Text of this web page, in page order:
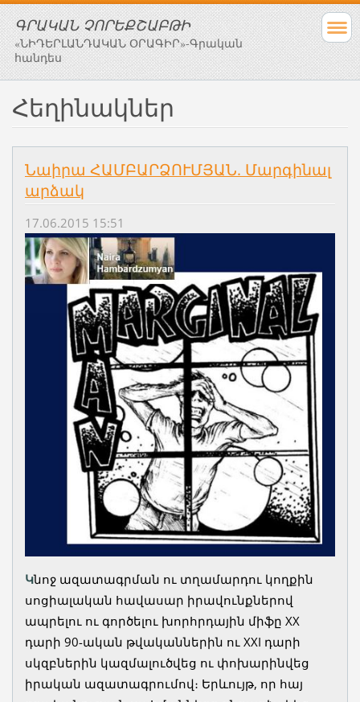
ԳՐԱԿԱՆ ՉՈՐԵՔՇԱԲԹԻ
«ՆԻԴԵՐԼԱՆԴԱԿԱՆ ՕՐԱԳԻՐ»-Գրական
հանդես
Հեղինակներ
Նաիրա ՀԱՄԲԱՐՁՈՒՄՅԱՆ. Մարգինալ
արձակ
17.06.2015 15:51
Կնոջ ազատագրման ու տղամարդու կողքին սոցիալական հավասար իրավունքներով ապրելու ու գործելու խորհրդային միֆը XX դարի 90-ական թվականներին ու XXI դարի սկզբներին կազմալուծվեց ու փոխարինվեց իրական ազատագրումով։ Երևույթ, որ հայ գրականության սահմանները ընդարձակեց գոյաբանության, մարդաբանության, հոգեբանության, գրողի աշխարհատեսության, արժեհամակարգի, ոճի, գեղագիտության, պատկերային ու լեզվահամակարգերի և այլ տիրույթներում։ Այս համատեքստում՝ գրական ընթացքը էութաբանության տեսանկյունից առավել դժվար է ուսումնասիրելը, քան քաղաքականությունը կամ սոցիոլոգիան, քանի որ հայ գրականությունը ընդգրկում է առավելապես արական սեռի գրական ավանդույթը, բացառությամբ՝ XX դարավերջի (Մարո Մարգարյան, Սիլվա Կապուտիկյան (պոեզիա), Անահիտ Սահինյան, Անահիտ Սեկոյան (արձակ) ) ու XXI դարասկզբի արևելահայ կին գրողների (Վիոլետ Գրիգորյան, Մարինե Պետրոսյան (պոեզիա), Սաթենիկ Մկրտչյան, Ալիս Հովհաննիսյան, Նելլի Շահնազարյան, Սուսաննա Հարությունյան, Դիանա Համբարձումյան (արձակ) ) ։ XXI դարասկզբի արևմտյան գրականագիտությունը տարբերակում է կին - սուբյեկտ ու կնոջ սուբյեկտիվություն եզրերը՝ հասկացման տիրույթում առաջինը ընկալելով իգական սկզբի (իգական Ես-ի) գործառույթի ու դրա արտահայտության իմաստության գաղափարով։ Սույնը դիտարկելի է նաև հարացույցային առաջընթացի տեսանկյունից ու ենթադրում է նույն սկզբի ռեֆլեքսային ու իրեղեն-փաստացի ճանաչումները, ֆեմինիզմի առանձնահատկությունները, որոնք կին - սուբյեկտի դոմինանտության գաղտնագրված գաղափարներն են։ Դրանց վերատեղաբաշխմամբ զբաղվում է մարդաբանությունը՝ սոցիալական գաղտնագրի փոխակերպումների ու երկխոսությունների գործընթացներում վերոնշյալ երևույթները տանելով գոյաբանության ճանապարհով։ 2003-2008 թվականների գլոբալիզացիայի տարիներին առավել տեսանելի դարձան սոցիալ-տնտեսական խնդիրների կենտրոնացման ու միավորման գործընթացները, որոնք ձևավորեցին կին գրողի վարքագծի, ծրագրերի ու քաղաքականության ընդհանուր համակարգը։ Այս համատեքստում՝ կին-սուբյեկտ ու կնոջ սուբյեկտիվություն ըմբռնումների իմաստաբանական տարբերակումը գրականության տիրույթում տեղի ունենեցավ հեղինակի (այստեղ՝ պատմողի) շնորհիվ, որը քողարկվեց ու քողարկվում է ինքն իրենով՝ Ես-ի նույնականացման միջոցով ուղղորդելով գործողությունների ամբողջական ընթացքը։ Կին - սուբյեկտը ի վիճակի է լուծելու իր առջև դրված գեղագիտական խնդիրները, կնոջ սուբյեկտիվությունը, սակայն, տարրալուծվում է մտավոր Ես-ի տիրույթում։ Սուբյեկտիվության հարցերի սոցիալ-մշակութային փոխակերպումները գրականության մեջ արմատապես տարբերվում են ֆեմինիստական թեմաներից։ Մարդաբանությունը սույն երևույթի պատմական ու սոցիալ-մշակութային փոխակերպումները դիտարկում է նախ՝ կնոջ արքետիպի պատմամշակութային դերի ու նշանակության, ապա՝ սուբյեկտիվություն երևույթի իմաստային համակարգի փոխակերպումների ու դրանց մեկնության տիրույթում։ Ու եթե XX դարի քննադատությունը իմաստավորում էր կնոջ սուբյեկտիվության հարցերը, ապա XXI դարասկզբում շեշտվում է կին-սուբյեկտը, քանզի վերջինիս սովորությունների սանդղակը (habitus) կազմում են նախաձեռնողության, կրթվածության, ինտելեկտի, սոցիալ-մշակութային դերի և այլ հատկանիշներները, որոք տոպոլոգիական բևեռում իգական կենսաէներգիան ուղղորդում են մասնավորի տիրույթ, որտեղ ինքնիրացման գաղտնագրված վեկտորը մշտապես կոնֆլիկտի մեջ է ժամանակակից կնոջ՝ մեծ աշխարհը գրավելու մղումների հետ։ Այս համատեքստում հնարավոր է անդրադանալ XXI դարասկզբի արևելահայ կին արձակագիրներին՝ Սաթենիկ Մկրտչյան, Ալիս Հովհաննիսյան, Նելլի Շահնազարյան, Սուսաննա Հարությունյան, Դիանա Համբարձումյան՝ ուղղորդվելով ժամանակակից քննադատության մեթոդաբանական երեք տիրույթներում՝ ա. պատմահամեմատական քննադատության, որը բացահայտում է կանանց արձակ երևույթը մշակութային փոխակերպումների միջոցով (եթե այդպիսիք կան) բ. գինո քննադատության, որը գրականության սոցիալ - մշակութային փորձառության մակարդակը ու դրա արտահայտությունը ժամանակակից գրականության տիրույթում գ. ծագումնաբանության, ըստ որի տեսանելի է գեղարվեստական լեզուն։ Մեթոդաբանական սույն մոտեցումները դիտարկելի են իրենց օբյեկտիվ - տրամաբանական մոտեցումներով, փոխառնչություններով ու զարգացման մակարդակով, չեն ներառում պատմափիլիսոփայական ավանդույթը, այլ երևութանում են միայն սոցիալ-մշակութային նույնականության տիրույթում։ Գրականագետները հաճախ վերոնշյալ կանանց արձակը ներառում են գրական ընթացքում՝ յուրօրինակ քաղաքականությամբ նշելով (Լևոն Խեչոյան, Գուրգեն Խանջյան, Հովհաննես Երանյան) ու նույն կերպ չնշելով (Նորայր Ադալյան, Ռուբեն Հովսեփյան, Վարուժան Այվազյան, Ռաֆայել Նահապետյան, Վահան Թամարյան) արձակագիրների կողքին (որոնք սոսկ անուններ չեն հայ գրականության տիրույթում, այլ պատկառելի գրական ժառանգություն ունեցող հեղինակներ), գրելով, թե կանանց արձակը ունի շոշափելի-ծանրակշիռ առանձնահատկություններ, թե կնոջական փորձն ու զգայական - վերաբերմունքային շերտերը ժամանակակից հայ արձակում ձևավորում են ավանդույթ, ու դա իրականություն է։ Նման մոտեցումը բացահայտում է սոսկ գրականագիտության էմպիրիկ վերլուծության մակարդակը, քանզի տվյալ արձակում բացակայում է սոցիալ-հոգեբանական պոլեմիկան, ինչը տեսանելի է հատկապես քննադատական որոշակի ռեզոնանսով, քանի որ արժեհամակարգային կողմնորոշումները կանանց արձակում ընկալելի են նախ գրական երկի առաջարկի (տենդերի) տիրույթում, ապա՝ ո՛չ համամարդկային մոտեցումների համատեքստում, ու դրանց պահպանման հարցադրումները նրանց տեքստերում նույնպես ցածր սանդղակում են։ Տիպաբանական հատկանիշների այս տեսանկյունից կանանց արձակը երևութանում է առօրեական - կենցաղային թեմաների (Նելլի Շահնազարյան, Սուսաննա Հարությունյան), ժանրի (փոքր պատմվածքի), սեթևեթանքով պատմողի (Սուսաննա Հարությունյան, Դիանա Համբարձումյան), հեղինակ - կերպար - ընթերցող միջակայքում հեղինակային տեսակետի բացակայության, ժամանակի ու տարածության անորոշության ու զգայականության էմպիրիկ տիրույթում հայտնված հեղինակային ձայնի (Ալիս Հովհաննիսյան, Սաթենիկ Մկրտչյան, Նելլի Շահնազարյան), հոգեբանական կոմիզմի հասնող իրավիճակային դրսևորումների (Սուսաննա Հարությունյան, Դիանա Համբարձումյան) ), գրի տեխնիկայի (Սուսաննա Հարությունյան, Դիանա Համբարձումյան) ։ Վերոնշյալ դիտարկումները չեն խանգարում՝ նշելու, թե Ալիս Հովհաննիսյանի, Նելլի Շահնազարյանի, Սուսաննա Հարությունյանի կերպարները աչքի են ընկնում ցածր ինտելեկտով, կենցաղայնությունը հաղթահարելու ու գեղագիտական հղումների հասնելու անկարողությամբ, բամբասանքներով ու միջակությամբ։ Դրանք շարքային ապերջանիկներ են, ովքեր ի վիճակի չեն փոխելու ավերված սոցիալ-բարոյական արժեհամակարգը, ուստի ընդունում ու վերապրում են այն որպես ճակատագրի իրական սցենար, որ գրվում ու իրացվում է քաոսի, պասիվության, անաստվածության, հոռետեսության, թուլության ու էմպիրիկ զգայությունների տիրույթներում, ուր հանդիպում են հեղինակի անարժեք մտահղացումն ու այն արժևորող քննադատը, ու ընթերցողը հստակորեն արձանագրում է դույնը։ Ալիս Հովհաննիսյանի «Ճյուղեր - տերևներ. պատառիկներ մեր փուչ կյանքից» 1 (տե՛ս Հովհաննիսյան Ա., «Ճյուղեր - տերևներ. պատառիկներ մեր փուչ կյանքից», Ե, 2009, 264 էջ) վեպում, որն իրականում պատումների (հեղինակի բառով՝ «գրառումների») հերթագայություն է, իշխող տրամադրությունը իրատեսության պատրանքն է կամ հիասթափությունը, ինչ - ինչ հավակնությունների բավարարումը, թեպետ սառը զգայականությունը գերիշխում է վեպը կազմող մեկից տասը բոլոր «գրառումներում» ։ Հեղինակը նախօրոք գիտի՝ ինչով են ավարտվելու միմյանց հաջորդող բոլոր պատումները, որոնցում իշխում է կենսական դատարկ էներգիայով պարուրված դատարկ հեգնանքն ու հոռետեսությունը, որն ըմբռնելի է նույնիսկ խորագրից՝ «Ճյուղեր - տերևներ. պատառիկներ մեր փուչ կյանքից» ։ Ուստի մելամաղձով լի անկենդան, հաճախ՝ ծեծված բառապաշարն ու պատմելաոճը անընդմեջ վերածվում է վարժապետական շատախոսության կամ շաղակրատության՝ հոգնեցնելով ընթերցողին՝ «Սա ի՞նչ էր, ոտքիս դիպավ։ Մի հսկա, նախնադարյան ձայնարկիչ, որին հսկում են աթոռի նստատեղից կախ ընկած, մինչև գետին չհասնող երկու պստլիկ տոտիկներ։ Հա, դու էլ երաժշտության մեկուկես մետրանոց նոր ուսուցչուհին ես... գնդլիկ... ամեն օր հայրդ շալակած բերում - տանում է այս հսկա անտիկվարը, քանի որ դպրոցի բոլոր ձայնարկիչները փչացած են... աշխատում են, երբ հարկ է լինում գերագույն հավի առջև շնորհ գտած մի հավիկի կամ ժողկրթբաժնից ժամանած բարձրաստիճան հնդկահավերից մեկի առաջ մեր ապագայի հույս ու հավատ աշակերտներին կապիկի պես պարեցնել, թութակի պես երգեցնել» (տե՛ս նույն տեղում, էջ 9) ։ Ինտելեկտուալ ընթերցողը, կասի՝ «դե լավ էլի, դե զզվեցինք էլի» ։ Վեպում անընդհատ հայտնաբերվող նմանատիպ հատվածները չունեն գեղագիտական նշանակություն ու ամբողջացնում են տավտոլոգիայով տառապող հեղինակային գրի անիմաստության տիրույթը։ Սա է պատճառը, որ հեղինակից տեքստ ու տեքստից ընթերցող էներգիայի փոխանակում - հաղորդումը այդպես էլ տեղի չի ունենում ու գրական երկը մնում է դատարկության (կամ ոչնչաբանության) սահմանում։ Սույն գաղափարը ծնվում է վեպն ամբողջացնող «Ես սիրտ ունեի», «Ժպտացող շիրմներ», «Ուրախ դաշտահանդես իռլանդական երաժշտության ուղեկցությամբ», «Եսթեր» («Պատառիկներ մեր փուչ կյանքից» հոռետեսական ընդհանուր խորագրով) բոլոր հատվածներն ընթերցելիս։ Անկենդան, ոչինչ չասող նույն գրելաոճն ու տրամադրությունները իշխում են նաև հեղինակի «Թանաքագույն առավոտները» (1988), «Սիրո քնքուշ հեքիաթ» (1994), «Դարձ նավահանգիստ» (2002), «Օղակը փակվում է» (2003) պատմվածքների ու վիպակների նախորդ ժողովածուներում։ Աշխարհը, որում ապրում են Ալիս Հովհաննիսյանի կերպարները «մեծ» երեխայի երևակայությունների ու երազանքների փակ աշխարհն է, որը հասունանում է առօրեական ու կենցաղային ճնշումներով՝ ընդգծելով երազի ու իրականության անհամատեղելիությունն ու անհասանելիությունը՝ այն ուղղել փորձելու, սակայն հաղթահարել չկարողանալու ճիգերով։ Թվում է՝ «Ճյուղեր - տերևներ» վեպը պետք է շնչեր կենսականությամբ, սակայն, անօրինակ պարադոքս՝ նրանում բացակայում է հատկապե՛ս կյանքը։ Հեղինակային լեզուն չի հասնում տեքստի անհատականացման տիրույթ, քանի որ պատմողը չի տիրապետում սեփական ձայնին, ըստ այդմ էլ՝ գեղարվեստական լեզվի ու ձայնի միասնականությանը։ Վեպի առաջին էջերից արդեն ընթերցողին հոգնեցնում է ցածր - կերկերուն - նվնվան ձայնի անվստահությունը, որը չի համապատասխանում հեղինակի կենսաբանական տարիքին ու բացառում է հեղինակից ընթերցող փոխանցվող հոգեբանական ու փիլիսոփայական հղումներն ու լուծումները։ Այդ պատճառով է, որ տեքստից ընթերցող փոխանցվող ձայնը, լեզուն ու աշխարհատեսությունը հատվում են գաղափարաբանական մեռյալ ընկալումների տիրույթում (քննադատները ինչ էլ հորինեն) ։ Ու այդ պատճառով է, որ երկի բազմաձայնությունը իր տեղը զիջում է տեքստ-մոնտաժի չհաղթահարված հնարքին, որն էլ իրականանում է հեղինակային մոնտաժված գրի միջակության շրջումով ու հայտնաբերումով։ Այս համատեքստում՝ Ալիս Հովհաննիսյանի տեքստը բնորոշելի է թույլ ու անկենդան մակդիրներով։ Արձակ է, որում չկա շնչառություն, չկան գաղափարական թռիչքներ ու գեղագիտական լուրջ հղ